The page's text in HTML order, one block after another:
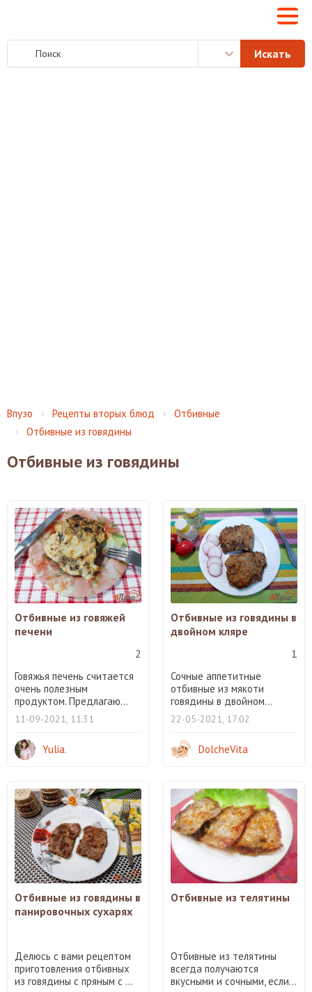
Впузо Рецепты вторых блюд
Отбивные
Отбивные из говядины
Отбивные из говядины
Отбивные из говяжей
печени
2
Говяжья печень считается
очень полезным
продуктом. Предлагаю...
11-09-2021, 11:31
Yulia.
Отбивные из говядины в
двойном кляре
1
Сочные аппетитные
отбивные из мякоти
говядины в двойном...
22-05-2021, 17:02
DolcheVita
Отбивные из говядины в
панировочных сухарях
Делюсь с вами рецептом
приготовления отбивных
из говядины с пряным с ...
Отбивные из телятины
Отбивные из телятины
всегда получаются
вкусными и сочными, если...